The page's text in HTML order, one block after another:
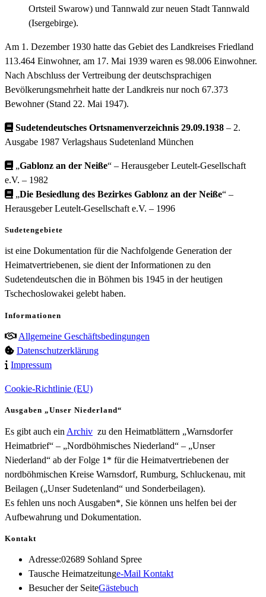
Ortsteil Swarow) und Tannwald zur neuen Stadt Tannwald
(Isergebirge).
Am 1. Dezember 1930 hatte das Gebiet des Landkreises Friedland
113.464 Einwohner, am 17. Mai 1939 waren es 98.006 Einwohner.
Nach Abschluss der Vertreibung der deutschsprachigen
Bevölkerungsmehrheit hatte der Landkreis nur noch 67.373
Bewohner (Stand 22. Mai 1947).
Sudetendeutsches Ortsnamenverzeichnis 29.09.1938 – 2.
Ausgabe 1987 Verlagshaus Sudetenland München
„Gablonz an der Neiße“ – Herausgeber Leutelt-Gesellschaft
e.V. – 1982
„Die Besiedlung des Bezirkes Gablonz an der Neiße“ –
Herausgeber Leutelt-Gesellschaft e.V. – 1996
Sudetengebiete
ist eine Dokumentation für die Nachfolgende Generation der
Heimatvertriebenen, sie dient der Informationen zu den
Sudetendeutschen die in Böhmen bis 1945 in der heutigen
Tschechoslowakei gelebt haben.
Informationen
Allgemeine Geschäftsbedingungen
Datenschutzerklärung
Impressum
Cookie-Richtlinie (EU)
Ausgaben „Unser Niederland“
Es gibt auch ein Archiv zu den Heimatblättern „Warnsdorfer
Heimatbrief“ – „Nordböhmisches Niederland“ – „Unser
Niederland“ ab der Folge 1* für die Heimatvertriebenen der
nordböhmischen Kreise Warnsdorf, Rumburg, Schluckenau, mit
Beilagen („Unser Sudetenland“ und Sonderbeilagen).
Es fehlen uns noch Ausgaben*, Sie können uns helfen bei der
Aufbewahrung und Dokumentation.
Kontakt
Adresse:02689 Sohland Spree
Tausche Heimatzeitunge-Mail KontaktOpens
Besucher der SeiteGästebuch